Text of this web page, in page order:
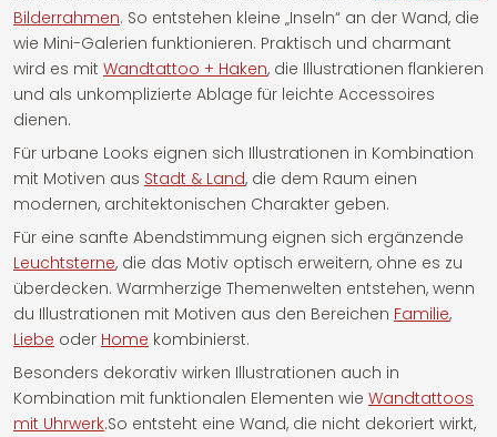
Bilderrahmen. So entstehen kleine „Inseln“ an der Wand, die
wie Mini-Galerien funktionieren. Praktisch und charmant
wird es mit Wandtattoo + Haken, die Illustrationen flankieren
und als unkomplizierte Ablage für leichte Accessoires
dienen.
Für urbane Looks eignen sich Illustrationen in Kombination
mit Motiven aus Stadt & Land, die dem Raum einen
modernen, architektonischen Charakter geben.
Für eine sanfte Abendstimmung eignen sich ergänzende
Leuchtsterne, die das Motiv optisch erweitern, ohne es zu
überdecken. Warmherzige Themenwelten entstehen, wenn
du Illustrationen mit Motiven aus den Bereichen Familie,
Liebe oder Home kombinierst.
Besonders dekorativ wirken Illustrationen auch in
Kombination mit funktionalen Elementen wie Wandtattoos
mit Uhrwerk.So entsteht eine Wand, die nicht dekoriert wirkt,